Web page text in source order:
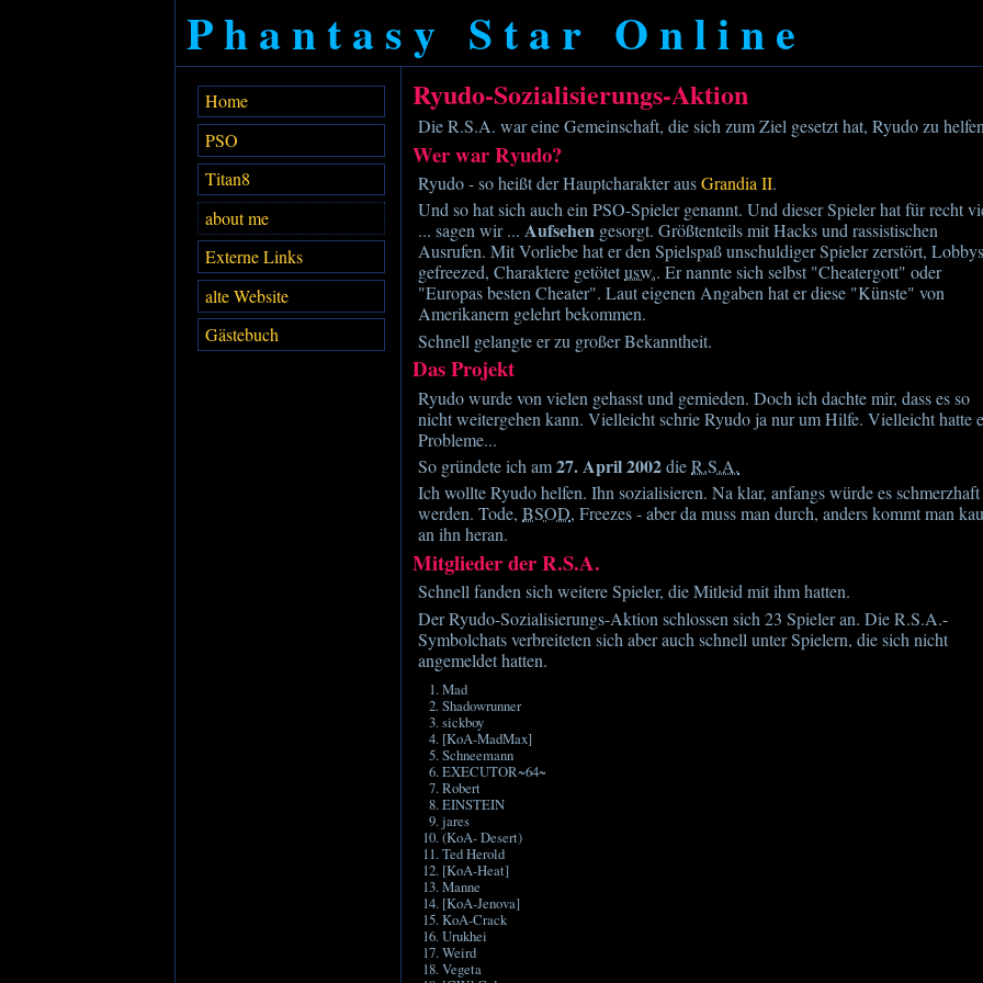
Phantasy Star Online
Ryudo-Sozialisierungs-Aktion
Die R.S.A. war eine Gemeinschaft, die sich zum Ziel gesetzt hat, Ryudo zu
Wer war Ryudo?
Ryudo - so heißt der Hauptcharakter ausGrandia II.
Und so hat sich auch ein PSO-Spieler genannt. Und dieser Spieler hat für recht
... sagen wir ...Aufsehen gesorgt. Größtenteils mit Hacks und rassistischen
Ausrufen. Mit Vorliebe hat er den Spielspaß unschuldiger Spieler zerstört,
gefreezed, Charaktere getötetusw.. Er nannte sich selbst "Cheatergott" oder
"Europas besten Cheater". Laut eigenen Angaben hat er diese "Künste" von
Amerikanern gelehrt bekommen.
Schnell gelangte er zu großer Bekanntheit.
Das Projekt
Ryudo wurde von vielen gehasst und gemieden. Doch ich dachte mir, dass es so
nicht weitergehen kann. Vielleicht schrie Ryudo ja nur um Hilfe. Vielleicht hatte
Probleme...
So gründete ich am27. April 2002dieR.S.A.
Ich wollte Ryudo helfen. Ihn sozialisieren. Na klar, anfangs würde es schmerzhaft
werden. Tode,BSOD, Freezes - aber da muss man durch, anders kommt man
an ihn heran.
Mitglieder der R.S.A.
Schnell fanden sich weitere Spieler, die Mitleid mit ihm hatten.
Der Ryudo-Sozialisierungs-Aktion schlossen sich 23 Spieler an. Die R.S.A.-
Symbolchats verbreiteten sich aber auch schnell unter Spielern, die sich nicht
angemeldet hatten.
Mad
Shadowrunner
sickboy
[KoA-MadMax]
Schneemann
EXECUTOR~64~
Robert
EINSTEIN
jares
(KoA- Desert)
Ted Herold
[KoA-Heat]
Manne
[KoA-Jenova]
KoA-Crack
Urukhei
Weird
Vegeta
Home
PSO
Titan8
about me
Externe Links
alte Website
Gästebuch